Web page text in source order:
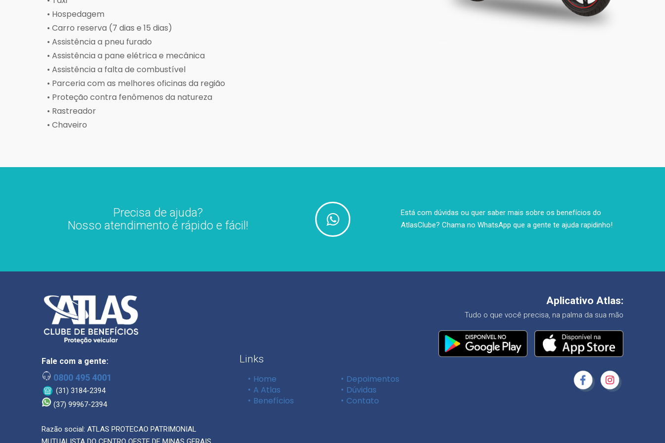
• Hospedagem
• Carro reserva (7 dias e 15 dias)
• Assistência a pneu furado
• Assistência a pane elétrica e mecânica
• Assistência a falta de combustível
• Parceria com as melhores oficinas da região
• Proteção contra fenômenos da natureza
• Rastreador
• Chaveiro
Precisa de ajuda?
Nosso atendimento é rápido e fácil!
Está com dúvidas ou quer saber mais sobre os benefícios do
AtlasClube? Chama no WhatsApp que a gente te ajuda rapidinho!
Fale com a gente:
0800 495 4001
(31) 3184-2394
(37) 99967-2394
Razão social: ATLAS PROTECAO PATRIMONIAL
Links
Home
A Atlas
Benefícios
Depoimentos
Dúvidas
Contato
Aplicativo Atlas:
Tudo o que você precisa, na palma da sua mão